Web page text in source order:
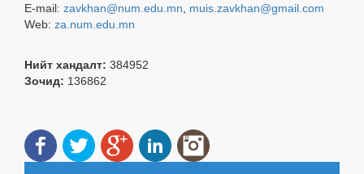
E-mail: zavkhan@num.edu.mn
muis.zavkhan@gmail.com
Web: za.num.edu.mn
Нийт хандалт: 384952
Зочид: 136862